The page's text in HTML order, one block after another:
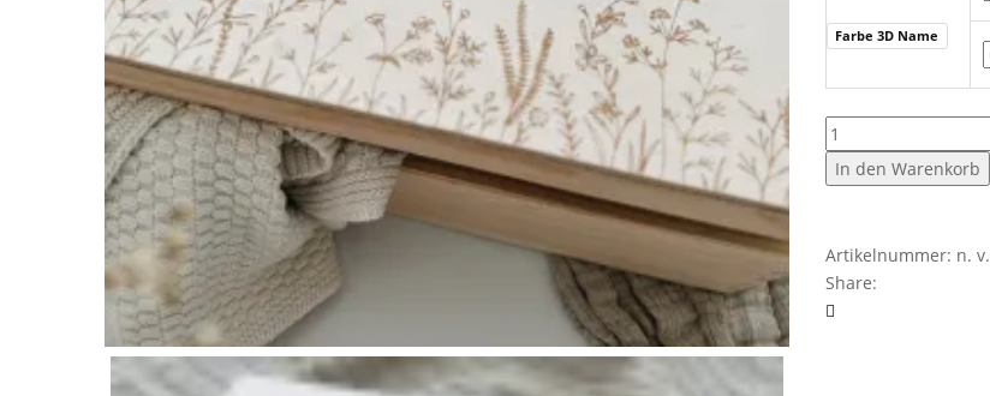
Farbe 3D Name
Erinnerungsbox
Blumenwiese
Menge
In den Warenkorb
Artikelnummer: n. v.
Share: